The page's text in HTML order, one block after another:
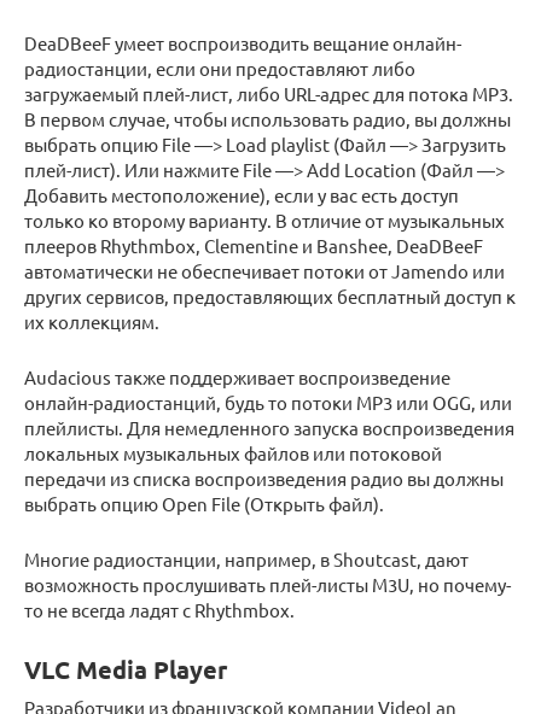
DeaDBeeF умеет воспроизводить вещание онлайн-
радиостанции, если они предоставляют либо
загружаемый плей-лист, либо URL-адрес для потока MP3.
В первом случае, чтобы использовать радио, вы должны
выбрать опцию File —> Load playlist (Файл —> Загрузить
плей-лист). Или нажмите File —> Add Location (Файл —>
Добавить местоположение), если у вас есть доступ
только ко второму варианту. В отличие от музыкальных
плееров Rhythmbox, Clementine и Banshee, DeaDBeeF
автоматически не обеспечивает потоки от Jamendo или
других сервисов, предоставляющих бесплатный доступ к
их коллекциям.
Audacious также поддерживает воспроизведение
онлайн-радиостанций, будь то потоки MP3 или OGG, или
плейлисты. Для немедленного запуска воспроизведения
локальных музыкальных файлов или потоковой
передачи из списка воспроизведения радио вы должны
выбрать опцию Open File (Открыть файл).
Многие радиостанции, например, в Shoutcast, дают
возможность прослушивать плей-листы M3U, но почему-
то не всегда ладят с Rhythmbox.
VLC Media Player
Разработчики из французской компании VideoLan